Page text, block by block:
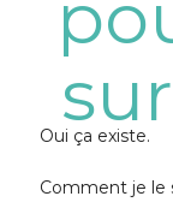
Oui ça existe.
Comment je le